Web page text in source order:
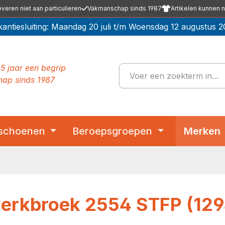
niet aan particulieren Vakmanschap sinds 1987 Artikelen kunnen
Maandag 20 juli t/m Woensdag 12 augustus
jaar een begrip
sinds 1987
Beroepsgroepen Merken
2554 STFP